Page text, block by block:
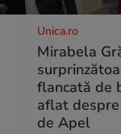
Unica.ro
Mirabela
flancată de
aflat
de Apel